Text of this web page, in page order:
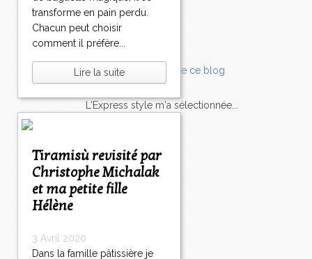
transforme en pain perdu.
Chacun peut choisir
comment il préfère...
Lire la suite
Tiramisù revisité par
Christophe Michalak
et ma petite fille
Hélène
3 Avril 2020
Dans la famille pâtissière je
Pâtes
Tomates
Balade
L'Express style m'a sélectionnée...
lexpress.fr/Styles
articles récents